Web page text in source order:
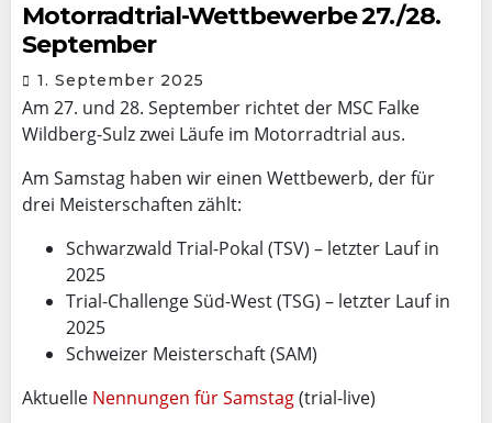
Motorradtrial-Wettbewerbe 27./28.
September
1. September 2025
Am 27. und 28. September richtet der MSC Falke
Wildberg-Sulz zwei Läufe im Motorradtrial aus.
Am Samstag haben wir einen Wettbewerb, der für
drei Meisterschaften zählt:
Schwarzwald Trial-Pokal (TSV) – letzter Lauf in
2025
Trial-Challenge Süd-West (TSG) – letzter Lauf in
2025
Schweizer Meisterschaft (SAM)
Aktuelle Nennungen für Samstag(trial-live)